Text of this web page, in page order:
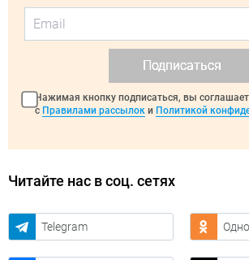
Подписаться
Нажимая кнопку подписаться, вы
с Правилами рассылок и Политикой
Читайте нас в соц. сетях
Telegram